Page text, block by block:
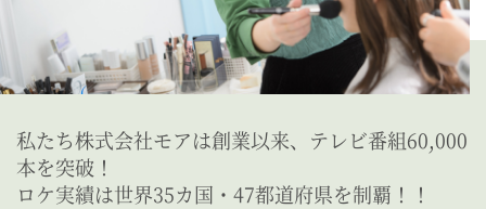
私たち株式会社モアは創業以来、 テレビ番組60,000
本を突破！
ロケ実績は世界35カ国・47都道府県を制覇！！